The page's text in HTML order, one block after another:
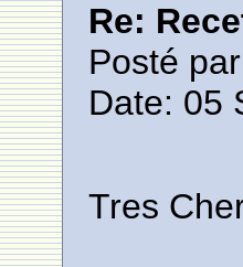
Re:
Posté
Date: 05
Tres